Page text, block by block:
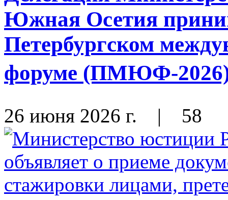
Южная Осетия
Петербургском
форуме (ПМЮФ-
26 июня 2026 г. | 58